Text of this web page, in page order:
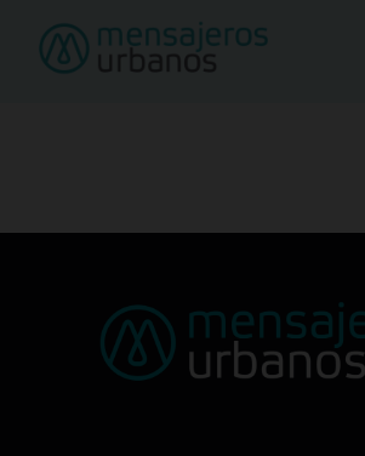
Solicitar mensajero